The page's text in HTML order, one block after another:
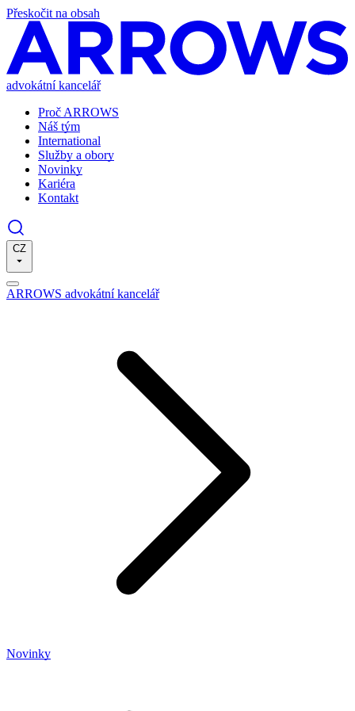
Přeskočit na obsah
advokátní kancelář
Proč ARROWS
Náš tým
International
Služby a obory
Novinky
Kariéra
Kontakt
CZ
ARROWS advokátní kancelář
Novinky